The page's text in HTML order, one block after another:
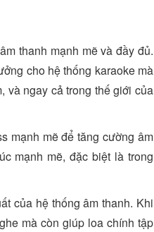
thanh mạnh mẽ và đầy đủ.
cho hệ thống karaoke mà
và ngay cả trong thế giới của
mạnh mẽ để tăng cường âm
mạnh mẽ, đặc biệt là trong
của hệ thống âm thanh. Khi
mà còn giúp loa chính tập